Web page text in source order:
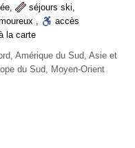
, séjours ski,
,
accès
la carte
Amérique du Sud, Asie et
du Sud, Moyen-Orient